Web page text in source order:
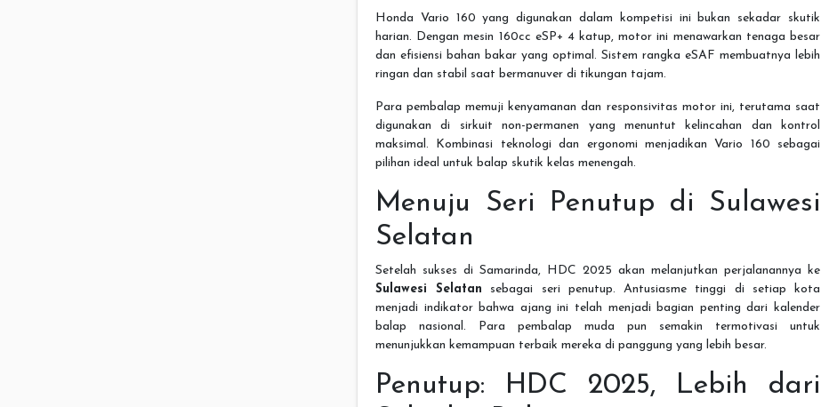
Honda Vario 160 yang digunakan dalam kompetisi ini bukan sekadar skutik
harian. Dengan mesin 160cc eSP+ 4 katup, motor ini menawarkan tenaga besar
dan efisiensi bahan bakar yang optimal. Sistem rangka eSAF membuatnya lebih
ringan dan stabil saat bermanuver di tikungan tajam.
Para pembalap memuji kenyamanan dan responsivitas motor ini, terutama saat
digunakan di sirkuit non-permanen yang menuntut kelincahan dan kontrol
maksimal. Kombinasi teknologi dan ergonomi menjadikan Vario 160 sebagai
pilihan ideal untuk balap skutik kelas menengah.
Menuju Seri Penutup di Sulawesi
Selatan
Setelah sukses di Samarinda, HDC 2025 akan melanjutkan perjalanannya ke
Sulawesi Selatan sebagai seri penutup. Antusiasme tinggi di setiap kota
menjadi indikator bahwa ajang ini telah menjadi bagian penting dari kalender
balap nasional. Para pembalap muda pun semakin termotivasi untuk
menunjukkan kemampuan terbaik mereka di panggung yang lebih besar.
Penutup: HDC 2025, Lebih dari